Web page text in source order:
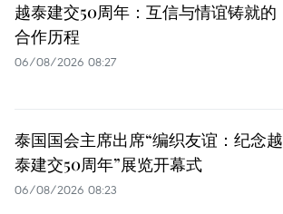
越泰建交50周年：互信与情谊铸就的
合作历程
06/08/2026 08:27
泰国国会主席出席“编织友谊：纪念越
泰建交50周年”展览开幕式
06/08/2026 08:23